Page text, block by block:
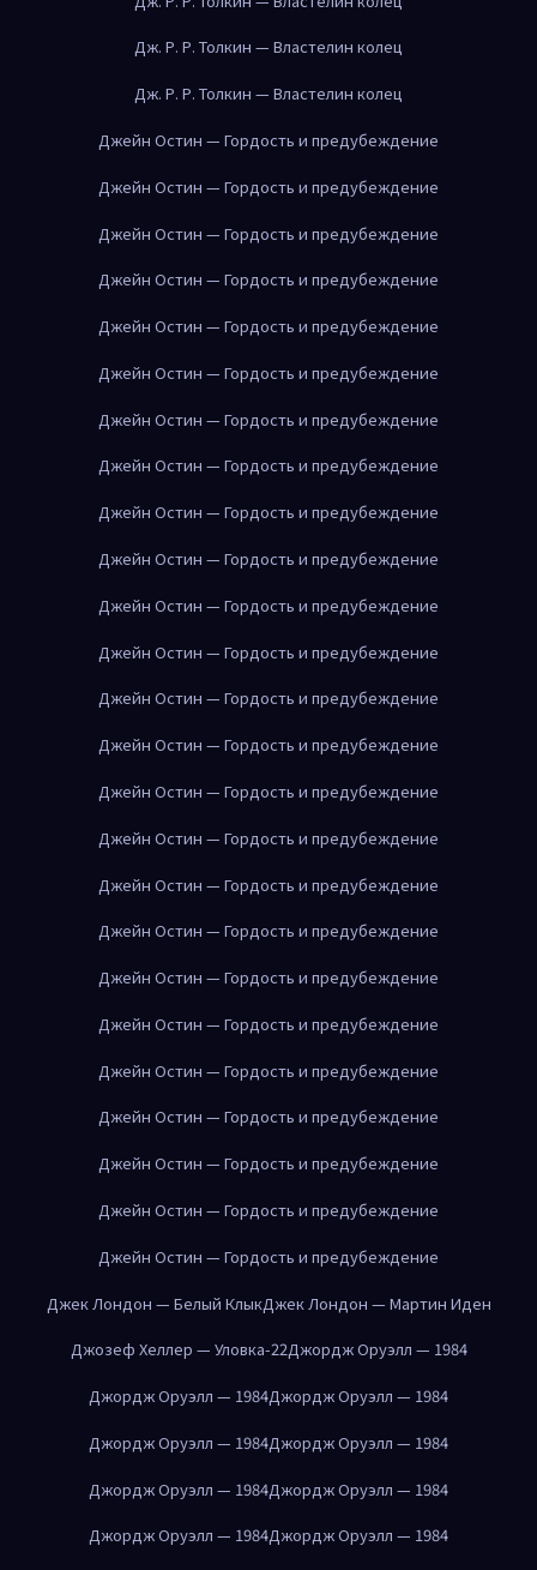
Дж. Р. Р. Толкин — Властелин колец
Дж. Р. Р. Толкин — Властелин колец
Джейн Остин — Гордость и предубеждение
Джейн Остин — Гордость и предубеждение
Джейн Остин — Гордость и предубеждение
Джейн Остин — Гордость и предубеждение
Джейн Остин — Гордость и предубеждение
Джейн Остин — Гордость и предубеждение
Джейн Остин — Гордость и предубеждение
Джейн Остин — Гордость и предубеждение
Джейн Остин — Гордость и предубеждение
Джейн Остин — Гордость и предубеждение
Джейн Остин — Гордость и предубеждение
Джейн Остин — Гордость и предубеждение
Джейн Остин — Гордость и предубеждение
Джейн Остин — Гордость и предубеждение
Джейн Остин — Гордость и предубеждение
Джейн Остин — Гордость и предубеждение
Джейн Остин — Гордость и предубеждение
Джейн Остин — Гордость и предубеждение
Джейн Остин — Гордость и предубеждение
Джейн Остин — Гордость и предубеждение
Джейн Остин — Гордость и предубеждение
Джейн Остин — Гордость и предубеждение
Джейн Остин — Гордость и предубеждение
Джейн Остин — Гордость и предубеждение
Джейн Остин — Гордость и предубеждение
Джек Лондон — Белый КлыкДжек Лондон — Мартин Иден
Джозеф Хеллер — Уловка-22Джордж Оруэлл — 1984
Джордж Оруэлл — 1984Джордж Оруэлл — 1984
Джордж Оруэлл — 1984Джордж Оруэлл — 1984
Джордж Оруэлл — 1984Джордж Оруэлл — 1984
Джордж Оруэлл — 1984Джордж Оруэлл — 1984